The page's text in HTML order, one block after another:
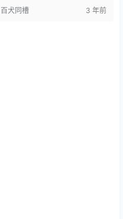
的成员和当地的居民。 在游街仪
式中，陈氏家族的成员穿着传统
百犬同槽 3 年前